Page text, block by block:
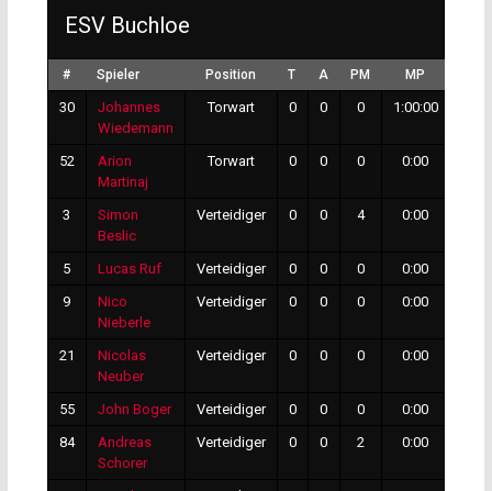
ESV Buchloe
# Spieler Position T A PM MP
30
Johannes
Wiedemann
Torwart 0 0 0 1:00:00
52
Arion
Martinaj
Torwart 0 0 0 0:00
3
Simon
Beslic
Verteidiger 0 0 4 0:00
5 Lucas Ruf Verteidiger 0 0 0 0:00
9
Nico
Nieberle
Verteidiger 0 0 0 0:00
21
Nicolas
Neuber
Verteidiger 0 0 0 0:00
55 John Boger Verteidiger 0 0 0 0:00
84
Andreas
Schorer
Verteidiger 0 0 2 0:00